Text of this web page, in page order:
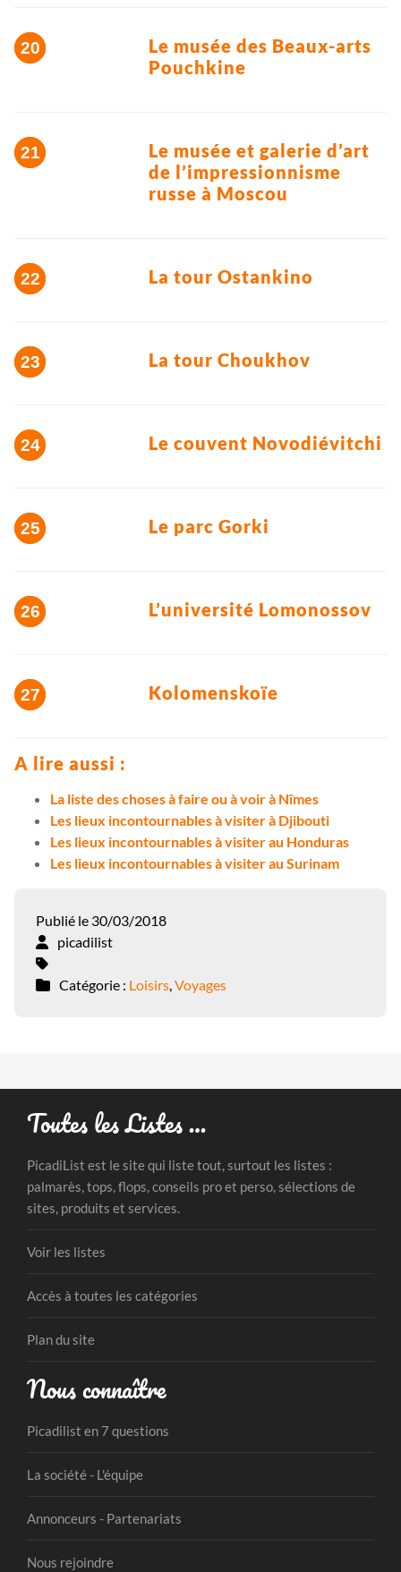
Le musée des Beaux-arts
Pouchkine
Le musée et galerie d’art
de l’impressionnisme
russe à Moscou
La tour Ostankino
La tour Choukhov
Le couvent Novodiévitchi
Le parc Gorki
L’université Lomonossov
Kolomenskoïe
A lire aussi :
La liste des choses à faire ou à voir à Nîmes
Les lieux incontournables à visiter à Djibouti
Les lieux incontournables à visiter au Honduras
Les lieux incontournables à visiter au Surinam
Publié le 30/03/2018
picadilist
Catégorie : Loisirs,Voyages
Toutes les Listes …
PicadiList est le site qui liste tout, surtout les listes :
palmarès, tops, flops, conseils pro et perso, sélections de
sites, produits et services.
Voir les listes
Accès à toutes les catégories
Plan du site
Nous connaître
Picadilist en 7 questions
La société - L'équipe
Annonceurs - Partenariats
Nous rejoindre